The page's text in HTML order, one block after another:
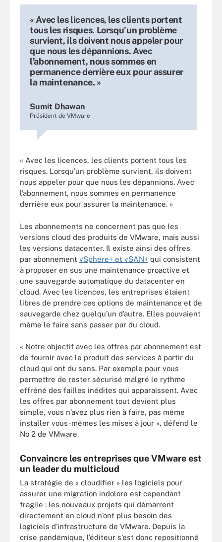
« Avec les licences, les clients portent
tous les risques. Lorsqu’un problème
survient, ils doivent nous appeler pour
que nous les dépannions. Avec
l’abonnement, nous sommes en
permanence derrière eux pour assurer
la maintenance. »
Sumit Dhawan
Président de VMware
« Avec les licences, les clients portent tous les
risques. Lorsqu’un problème survient, ils doivent
nous appeler pour que nous les dépannions. Avec
l’abonnement, nous sommes en permanence
derrière eux pour assurer la maintenance. »
Les abonnements ne concernent pas que les
versions cloud des produits de VMware, mais aussi
les versions datacenter. Il existe ainsi des offres
par abonnement vSphere+ et vSAN+ qui consistent
à proposer en sus une maintenance proactive et
une sauvegarde automatique du datacenter en
cloud. Avec les licences, les entreprises étaient
libres de prendre ces options de maintenance et de
sauvegarde chez quelqu’un d’autre. Elles pouvaient
même le faire sans passer par du cloud.
« Notre objectif avec les offres par abonnement est
de fournir avec le produit des services à partir du
cloud qui ont du sens. Par exemple pour vous
permettre de rester sécurisé malgré le rythme
effréné des failles inédites qui apparaissent. Avec
les offres par abonnement tout devient plus
simple, vous n’avez plus rien à faire, pas même
installer vous-mêmes les mises à jour », défend le
No 2 de VMware.
Convaincre les entreprises que VMware est
un leader du multicloud
La stratégie de « cloudifier » les logiciels pour
assurer une migration indolore est cependant
fragile : les nouveaux projets qui démarrent
directement en cloud n’ont plus besoin des
logiciels d’infrastructure de VMware. Depuis la
crise pandémique, l’éditeur s’est donc repositionné